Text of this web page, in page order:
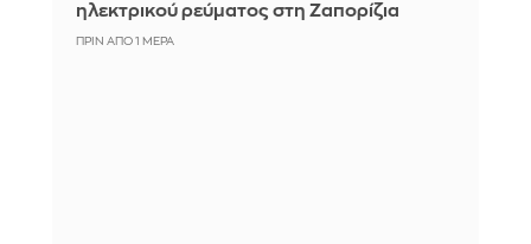
ηλεκτρικού ρεύματος στη Ζαπορίζια
ΠΡΙΝ ΑΠΌ 1 ΜΈΡΑ